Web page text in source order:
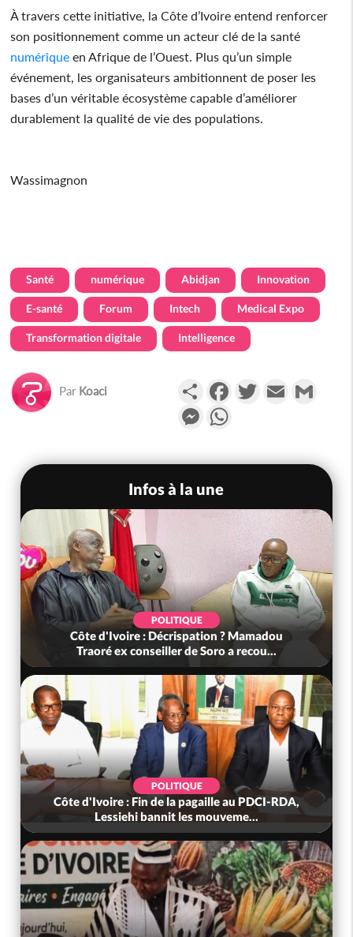
À travers cette initiative, la Côte d’Ivoire entend renforcer
son positionnement comme un acteur clé de la santé
numérique en Afrique de l’Ouest. Plus qu’un simple
événement, les organisateurs ambitionnent de poser les
bases d’un véritable écosystème capable d’améliorer
durablement la qualité de vie des populations.
Wassimagnon
Santé numérique Abidjan Innovation
E-santé Forum Intech Medical Expo
Transformation digitale Intelligence
Par Koaci PartagerFacebookTwitterEmail
Messenger
Infos à la une
POLITIQUE
Côte d'Ivoire : Décrispation ? Mamadou
Traoré ex conseiller de Soro a recou...
POLITIQUE
Côte d'Ivoire : Fin de la pagaille au PDCI-RDA,
Lessiehi bannit les mouveme...